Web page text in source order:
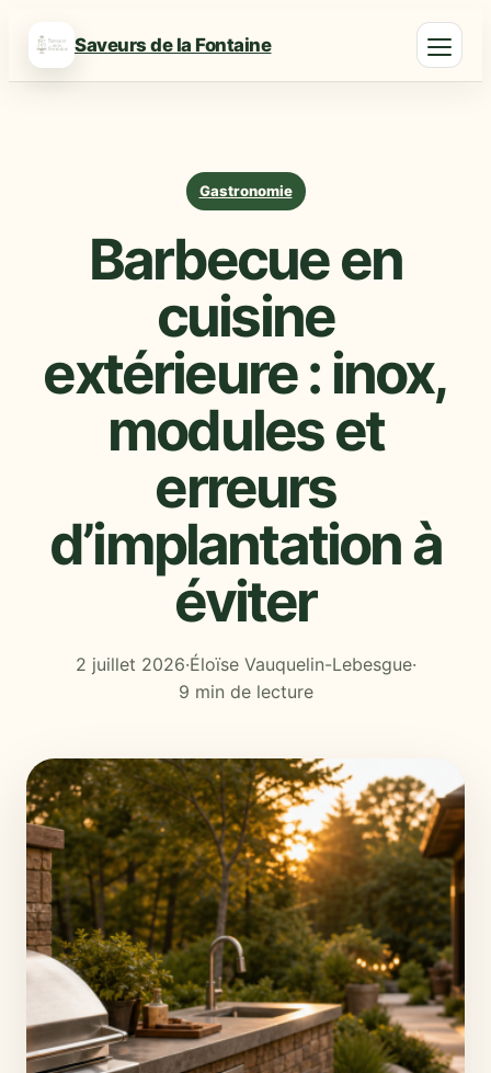
Saveurs de la Fontaine
Gastronomie
Barbecue en
cuisine
extérieure : inox,
modules et
erreurs
d’implantation à
éviter
2 juillet 2026·Éloïse Vauquelin-Lebesgue·
9 min de lecture